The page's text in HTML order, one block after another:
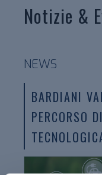
Notizie &
NEWS
BARDIANI
PERCORSO